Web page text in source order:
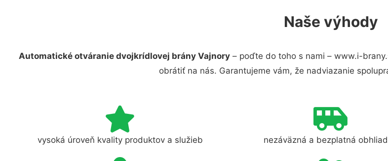
Naše výhody
Automatické otváranie dvojkrídlovej brány Vajnory – poďte do toho s nami – www.i-
obrátiť na nás. Garantujeme vám, že nadviazanie
vysoká úroveň kvality produktov a služieb nezáväzná a bezplatná